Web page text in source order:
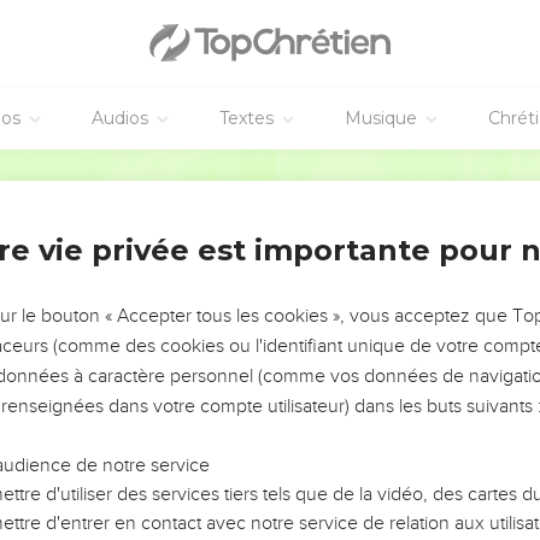
Audios Textes Musique
gloire du Dieu incorruptible par des images qui représentent
et des reptiles.
vérité de Dieu par le mensonge et qui ont adoré et servi la
Amen !
par des relations contre nature ;
ont abandonné les rapports naturels avec la femme et se
; ils ont commis homme avec homme des actes
leur égarement.
bon de connaître Dieu, Dieu les a livrés à leur intelligence
sorte d'injustice, [d’immoralité sexuelle, ] de méchanceté,
de meurtres, de querelles, de ruses, de fraudes et de
ennemis de Dieu, arrogants, orgueilleux, vantards, ingénieux
vie privée est importante pour
le bouton « Accepter tous les cookies », vous acceptez que
(comme des cookies ou l'identifiant unique de votre
à caractère personnel (comme vos données de
dans votre compte utilisateur) dans les buts suivants :
de notre service
d'utiliser des services tiers tels que de la vidéo, des cartes
d'entrer en contact avec notre service de relation aux